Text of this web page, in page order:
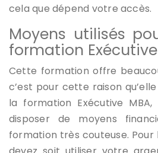
cela que dépend votre accès.
Moyens utilisés
formation
Cette formation offre
c’est pour cette raison
la formation Exécutive
disposer de moyens
formation très couteuse. Pour